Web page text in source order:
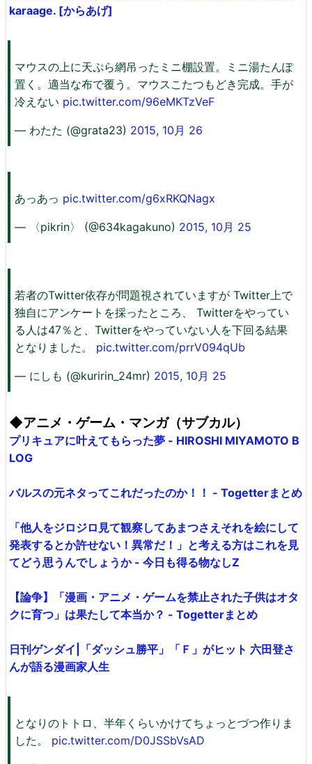
karaage. [からあげ]
マウスの上に天ぷら網吊ったミニ棚設置。ミニ湯たんぽ
置く。適当な布で覆う。マウスこたつもどき完成。手が
冷えない pic.twitter.com/96eMKTzVeF
— わたた (@grata23) 2015, 10月 26
あっあっ pic.twitter.com/g6xRKQNagx
— 〈pikrin〉 (@634kagakuno) 2015, 10月 25
若者のTwitter依存が問題視されていますが Twitter上で
独自にアンケートを採ったところ、 Twitterをやってい
る人は47％と、Twitterをやっていない人を下回る結果
となりました。 pic.twitter.com/prrV094qUb
— にしも (@kuririn_24mr) 2015, 10月 25
◆アニメ・ゲーム・マンガ（サブカル）
プリキュアに叶えてもらった夢 - HIROSHI MIYAMOTO B
LOG
バルスの元ネタってこれだったのか！！ - Togetterまとめ
「他人をジロジロ見て観察してあまつさえそれを絵にして
発表するとか許せない！異常だ！」と考える方はこれを見
てどう思うんでしょうか - 今日も得る物なしZ
【論争】「漫画・アニメ・ゲームを禁止された子供はオタ
クに育つ」は果たして本当か？ - Togetterまとめ
日刊ゲンダイ|「ダッシュ勝平」「Ｆ」がヒット 六田登さ
んが語る漫画家人生
となりのトトロ、半年くらいかけてちょっとづつ作りま
した。 pic.twitter.com/D0JSSbVsAD